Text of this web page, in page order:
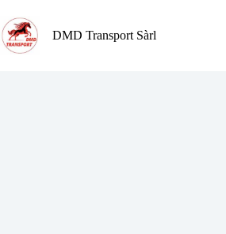
DMD Transport Sàrl